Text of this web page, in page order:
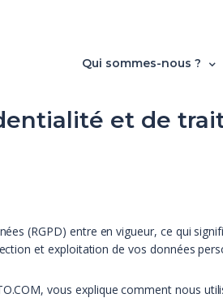
Qui sommes-nous ?
et de
(RGPD) entre en vigueur, ce qui
et exploitation de vos données
vous explique comment nous